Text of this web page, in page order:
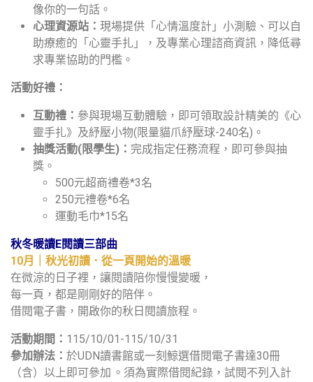
像你的一句話。
心理資源站： 現場提供「心情溫度計」小測驗、可以自
助療癒的「心靈手扎」，及專業心理諮商資訊，降低尋
求專業協助的門檻。
活動好禮：
互動禮： 參與現場互動體驗，即可領取設計精美的《心
靈手扎》及紓壓小物(限量貓爪紓壓球-240名)。
抽獎活動(限學生)： 完成指定任務流程，即可參與抽
獎。
500元超商禮卷*3名
250元禮卷*6名
運動毛巾*15名
秋冬暖讀E閱讀三部曲
10月｜秋光初讀．從一頁開始的溫暖
在微涼的日子裡，讓閱讀陪你慢慢變暖，
每一頁，都是剛剛好的陪伴。
借閱電子書，開啟你的秋日閱讀旅程。
活動期間： 115/10/01-115/10/31
參加辦法： 於UDN讀書館或一刻鯨選借閱電子書達30冊
（含）以上即可參加 。須為實際借閱紀錄，試閱不列入計